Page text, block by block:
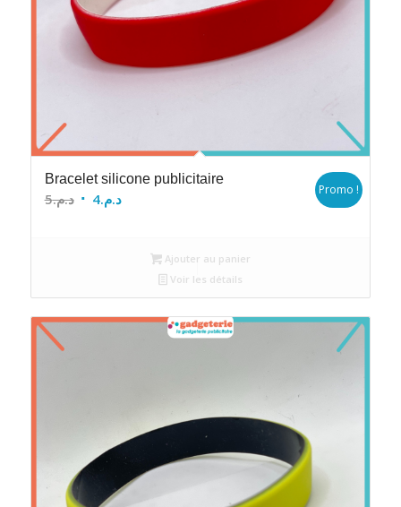
Bracelet silicone publicitaire
د.م.5
Le
د.م.4
Le
Promo !
Ajouter au panier
Voir les détails